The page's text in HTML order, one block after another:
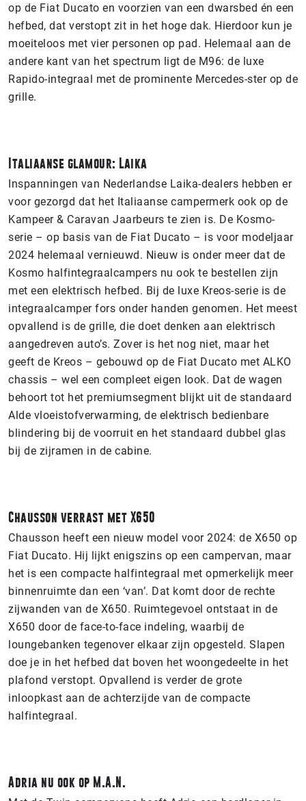
op de Fiat Ducato en voorzien van een dwarsbed én een
hefbed, dat verstopt zit in het hoge dak. Hierdoor kun je
moeiteloos met vier personen op pad. Helemaal aan de
andere kant van het spectrum ligt de M96: de luxe
Rapido-integraal met de prominente Mercedes-ster op de
grille.
Italiaanse glamour: Laika
Inspanningen van Nederlandse Laika-dealers hebben er
voor gezorgd dat het Italiaanse campermerk ook op de
Kampeer & Caravan Jaarbeurs te zien is. De Kosmo-
serie – op basis van de Fiat Ducato – is voor modeljaar
2024 helemaal vernieuwd. Nieuw is onder meer dat de
Kosmo halfintegraalcampers nu ook te bestellen zijn
met een elektrisch hefbed. Bij de luxe Kreos-serie is de
integraalcamper fors onder handen genomen. Het meest
opvallend is de grille, die doet denken aan elektrisch
aangedreven auto’s. Zover is het nog niet, maar het
geeft de Kreos – gebouwd op de Fiat Ducato met ALKO
chassis – wel een compleet eigen look. Dat de wagen
behoort tot het premiumsegment blijkt uit de standaard
Alde vloeistofverwarming, de elektrisch bedienbare
blindering bij de voorruit en het standaard dubbel glas
bij de zijramen in de cabine.
Chausson verrast met X650
Chausson heeft een nieuw model voor 2024: de X650 op
Fiat Ducato. Hij lijkt enigszins op een campervan, maar
het is een compacte halfintegraal met opmerkelijk meer
binnenruimte dan een ‘van’. Dat komt door de rechte
zijwanden van de X650. Ruimtegevoel ontstaat in de
X650 door de face-to-face indeling, waarbij de
loungebanken tegenover elkaar zijn opgesteld. Slapen
doe je in het hefbed dat boven het woongedeelte in het
plafond verstopt. Opvallend is verder de grote
inloopkast aan de achterzijde van de compacte
halfintegraal.
Adria nu ook op M.A.N.